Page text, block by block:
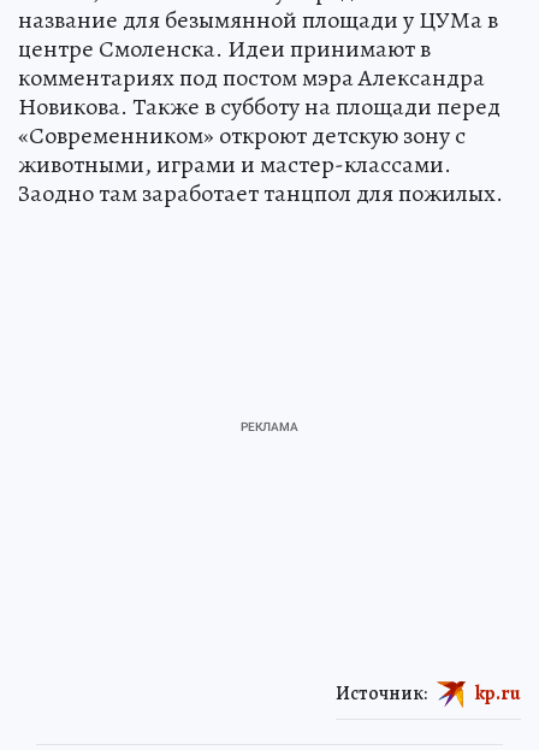
название для безымянной площади у ЦУМа в
центре Смоленска. Идеи принимают в
комментариях под постом мэра Александра
Новикова. Также в субботу на площади перед
«Современником» откроют детскую зону с
животными, играми и мастер-классами.
Заодно там заработает танцпол для пожилых.
Источник: kp.ru